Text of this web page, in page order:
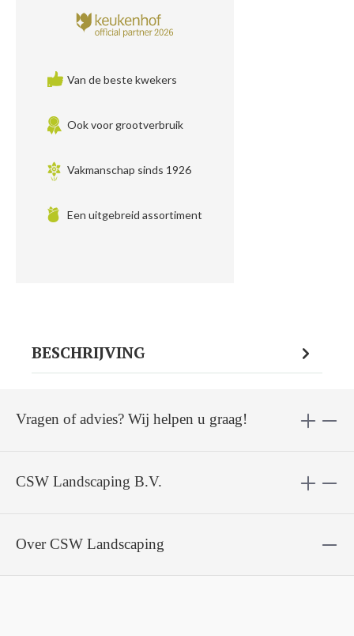
Van de beste kwekers
Ook voor grootverbruik
Vakmanschap sinds 1926
Een uitgebreid assortiment
BESCHRIJVING
CSW Landscaping B.V.
Vragen of advies? Wij helpen u graag!
Over CSW Landscaping